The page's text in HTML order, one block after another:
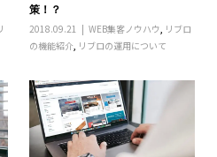
策！？
2018.09.21 WEB集客ノウハウ リブロ
の機能紹介 リブロの運用について